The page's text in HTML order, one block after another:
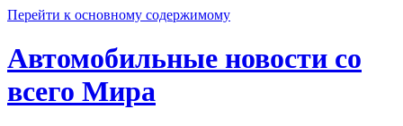
Перейти к основному содержимому
Автомобильные новости со
всего Мира